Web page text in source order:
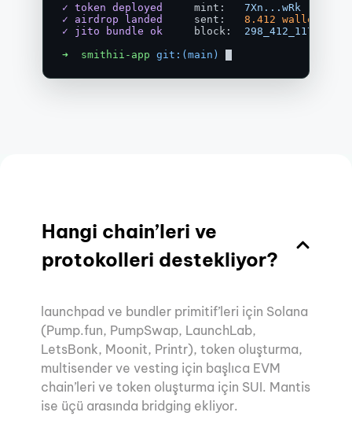
✓ token deployed
     mint:
7Xn...wRk
✓ airdrop landed
     sent:
8.412 wallets
✓ jito bundle ok
     block:
298_412_117
➜  smithii-app git:(main)
Hangi chain’leri ve
protokolleri destekliyor?
launchpad ve bundler primitif’leri için Solana
(Pump.fun, PumpSwap, LaunchLab,
LetsBonk, Moonit, Printr), token oluşturma,
multisender ve vesting için başlıca EVM
chain’leri ve token oluşturma için SUI. Mantis
ise üçü arasında bridging ekliyor.